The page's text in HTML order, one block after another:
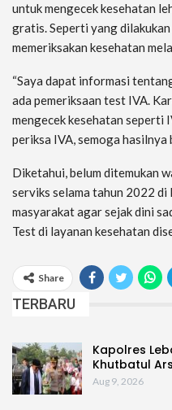
untuk mengecek kesehatan
gratis. Seperti yang
memeriksakan kesehatan
“Saya dapat informasi
ada pemeriksaan test IVA.
mengecek kesehatan seperti
periksa IVA, semoga hasilnya
Diketahui, belum ditemukan
serviks selama tahun 2022 di
masyarakat agar sejak dini
Test di layanan kesehatan
Share
TERBARU
Kapolres
Khutbatul
Aug 9, 2026